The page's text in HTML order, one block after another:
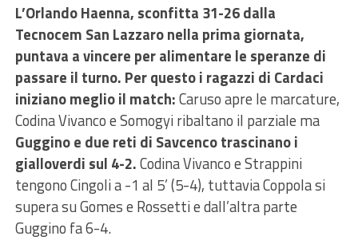
L’Orlando Haenna, sconfitta 31-26 dalla
Tecnocem San Lazzaro nella prima giornata,
puntava a vincere per alimentare le speranze di
passare il turno. Per questo i ragazzi di Cardaci
iniziano meglio il match:Caruso apre le marcature,
Codina Vivanco e Somogyi ribaltano il parziale ma
Guggino e due reti di Savcenco trascinano i
gialloverdi sul 4-2.Codina Vivanco e Strappini
tengono Cingoli a -1 al 5’ (5-4), tuttavia Coppola si
supera su Gomes e Rossetti e dall’altra parte
Guggino fa 6-4.